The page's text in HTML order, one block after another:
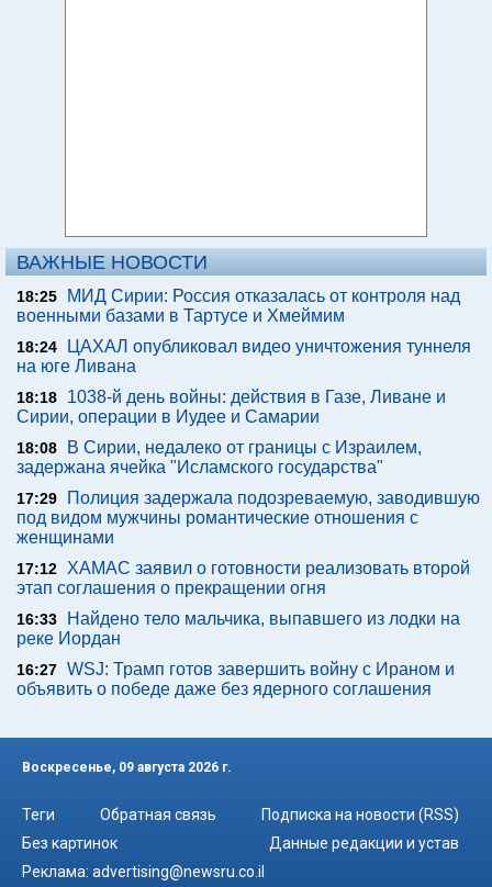
ВАЖНЫЕ НОВОСТИ
18:25
МИД Сирии: Россия отказалась от контроля над
военными базами в Тартусе и Хмеймим
18:24
ЦАХАЛ опубликовал видео уничтожения туннеля
на юге Ливана
18:18
1038-й день войны: действия в Газе, Ливане и
Сирии, операции в Иудее и Самарии
18:08
В Сирии, недалеко от границы с Израилем,
задержана ячейка "Исламского государства"
17:29
Полиция задержала подозреваемую, заводившую
под видом мужчины романтические отношения с
женщинами
17:12
ХАМАС заявил о готовности реализовать второй
этап соглашения о прекращении огня
16:33
Найдено тело мальчика, выпавшего из лодки на
реке Иордан
16:27 WSJ: Трамп готов завершить войну с Ираном и
объявить о победе даже без ядерного соглашения
Воскресенье, 09 августа 2026 г.
Теги Обратная связь
Подписка на новости (RSS)
Без картинок
Данные редакции и устав
Реклама: advertising@newsru.co.il